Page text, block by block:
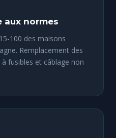
aux normes
100 des maisons
Remplacement des
fusibles et câblage non